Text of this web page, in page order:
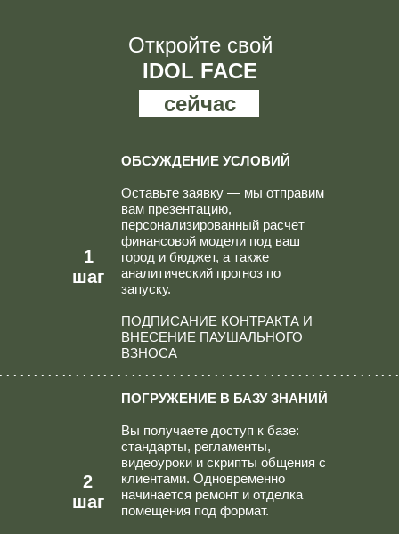
Откройте свой
IDOL FACE
сейчас
ОБСУЖДЕНИЕ УСЛОВИЙ
Оставьте заявку — мы отправим
вам презентацию,
персонализированный расчет
финансовой модели под ваш
город и бюджет, а также
аналитический прогноз по
запуску.
ПОДПИСАНИЕ КОНТРАКТА И
ВНЕСЕНИЕ ПАУШАЛЬНОГО
ВЗНОСА
1
шаг
2
шаг
ПОГРУЖЕНИЕ В БАЗУ ЗНАНИЙ
Вы получаете доступ к базе:
стандарты, регламенты,
видеоуроки и скрипты общения с
клиентами. Одновременно
начинается ремонт и отделка
помещения под формат.